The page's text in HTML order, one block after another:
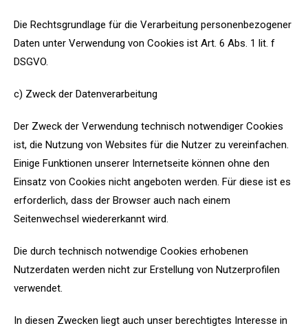
Die Rechtsgrundlage für die Verarbeitung personenbezogener
Daten unter Verwendung von Cookies ist Art. 6 Abs. 1 lit. f
DSGVO.
c) Zweck der Datenverarbeitung
Der Zweck der Verwendung technisch notwendiger Cookies
ist, die Nutzung von Websites für die Nutzer zu vereinfachen.
Einige Funktionen unserer Internetseite können ohne den
Einsatz von Cookies nicht angeboten werden. Für diese ist es
erforderlich, dass der Browser auch nach einem
Seitenwechsel wiedererkannt wird.
Die durch technisch notwendige Cookies erhobenen
Nutzerdaten werden nicht zur Erstellung von Nutzerprofilen
verwendet.
In diesen Zwecken liegt auch unser berechtigtes Interesse in